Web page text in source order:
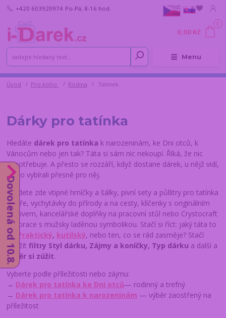
Menu
+420 603920974 Po-Pá, 8-16 hod.
0
0,00 Kč
Úvod Pro koho Rodina Tatínek
Dárky pro tatínka
Hledáte dárek pro tatínka k narozeninám, ke Dni otců, k
Vánocům nebo jen tak? Táta si sám nic nekoupí. Říká, že nic
nepotřebuje. A přesto se rozzáří, když dostane dárek, u nějž vidí,
že ho vybírali přesně pro něj.
Najdete zde vtipné hrníčky a šálky, pivní sety a půllitry pro tatínka
pivaře, vychytávky do přírody a na cesty, klíčenky s originálním
motivem, kancelářské doplňky na pracovní stůl nebo Crystocraft
dekorace s mužsky laděnou symbolikou. Stačí si říct: jaký táta to
je?
Praktický, kutilský, nebo ten, co se rád zasměje? Stačí
použítfiltry Styl dárku, Zájmy a koníčky, Typ dárku a další a
výběr si zúžit.
Vyberte podle příležitosti nebo zájmu:
→ Dárek pro tatínka ke Dni otců— rodinný a trefný
→ Dárek pro tatínka k narozeninám — výběr zaostřený na
příležitost
Dovolená od 10.8.